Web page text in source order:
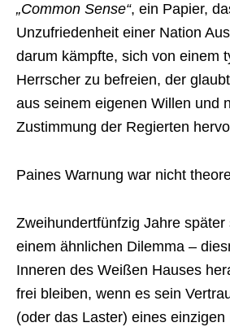
„Common Sense“, ein Papier,
Unzufriedenheit einer Nation
darum kämpfte, sich von einem
Herrscher zu befreien, der
aus seinem eigenen Willen und
Zustimmung der Regierten
Paines Warnung war nicht
Zweihundertfünfzig Jahre später
einem ähnlichen Dilemma –
Inneren des Weißen Hauses
frei bleiben, wenn es sein
(oder das Laster) eines